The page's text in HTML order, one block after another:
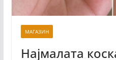
МАГАЗИН
Најмалата